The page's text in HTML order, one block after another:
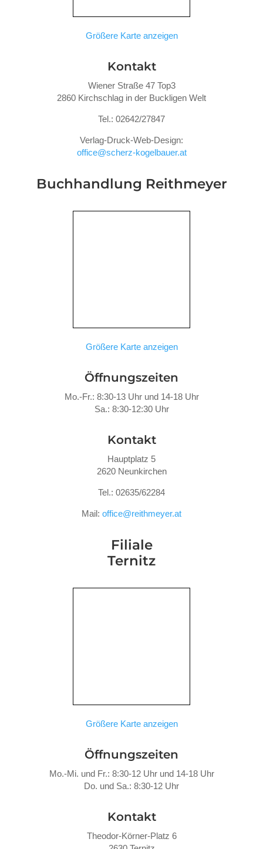
Größere Karte anzeigen
Kontakt
Wiener Straße 47 Top3
2860 Kirchschlag in der Buckligen Welt
Tel.: 02642/27847
Verlag-Druck-Web-Design:
office@scherz-kogelbauer.at
Buchhandlung Reithmeyer
Größere Karte anzeigen
Öffnungszeiten
Mo.-Fr.: 8:30-13 Uhr und 14-18 Uhr
Sa.: 8:30-12:30 Uhr
Kontakt
Hauptplatz 5
2620 Neunkirchen
Tel.: 02635/62284
Mail: office@reithmeyer.at
Filiale
Ternitz
Größere Karte anzeigen
Öffnungszeiten
Mo.-Mi. und Fr.: 8:30-12 Uhr und 14-18 Uhr
Do. und Sa.: 8:30-12 Uhr
Kontakt
Theodor-Körner-Platz 6